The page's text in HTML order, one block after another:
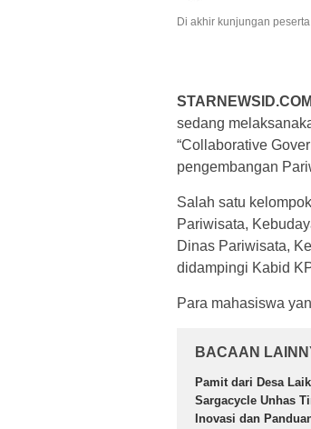
Di akhir kunjungan
sedang
“Collaborative
pengembangan
Salah satu
Pariwisata,
Dinas Pariwisata,
didampingi Kabid
Para mahasiswa
BACAAN
Pamit dari Desa
Sargacycle Unhas
Inovasi dan